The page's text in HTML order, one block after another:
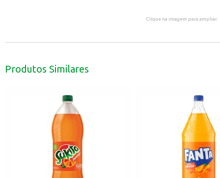
Clique na imagem para ampliar.
Produtos Similares